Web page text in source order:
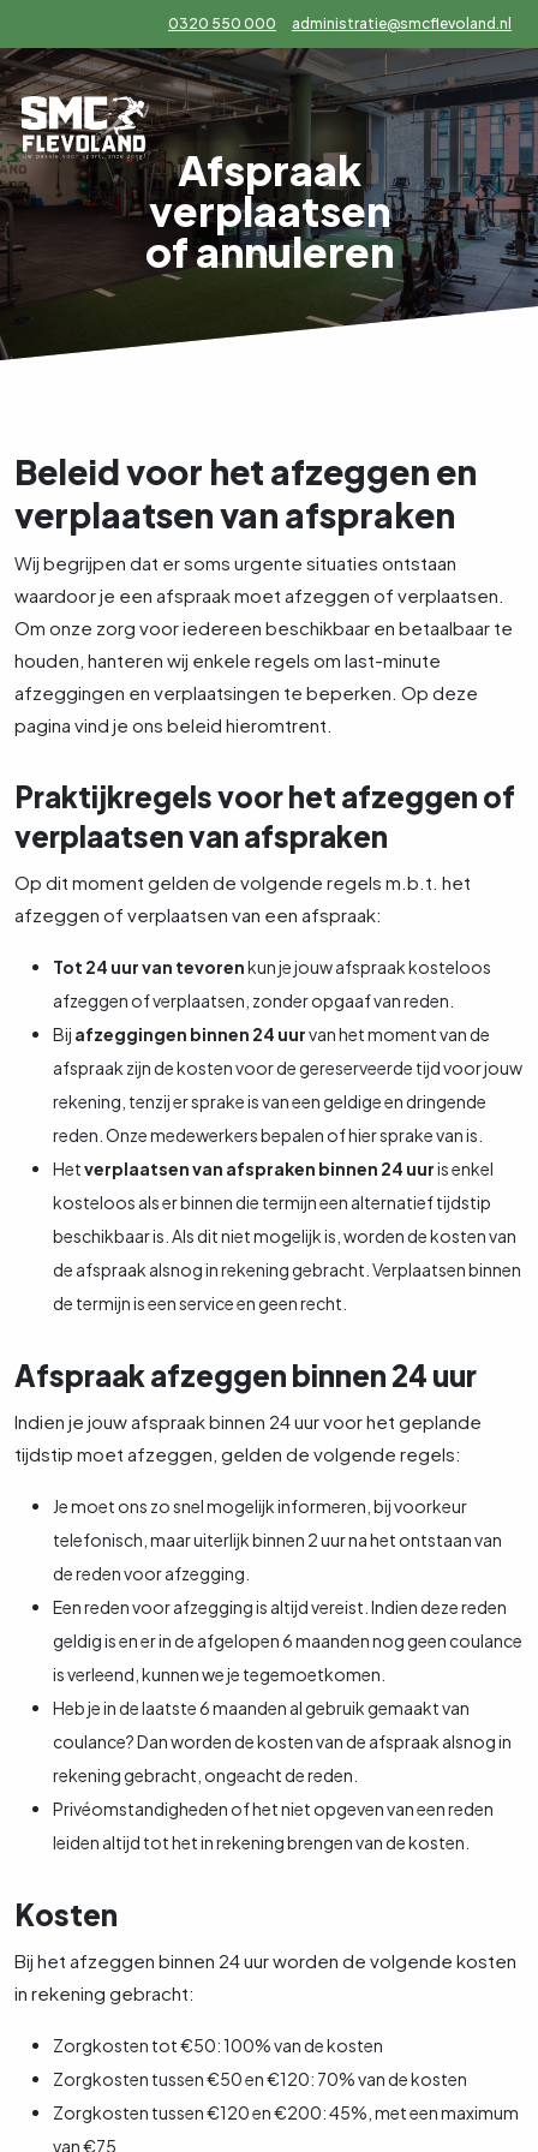
0320 550 000 administratie@smcflevoland.nl
Over ons Afspraak maken
Afspraak
verplaatsen
of annuleren
Beleid voor het afzeggen en
verplaatsen van afspraken
Wij begrijpen dat er soms urgente situaties ontstaan
waardoor je een afspraak moet afzeggen of verplaatsen.
Om onze zorg voor iedereen beschikbaar en betaalbaar te
houden, hanteren wij enkele regels om last-minute
afzeggingen en verplaatsingen te beperken. Op deze
pagina vind je ons beleid hieromtrent.
Praktijkregels voor het afzeggen of
verplaatsen van afspraken
Op dit moment gelden de volgende regels m.b.t. het
afzeggen of verplaatsen van een afspraak:
Tot 24 uur van tevorenkun je jouw afspraak kosteloos
afzeggen of verplaatsen, zonder opgaaf van reden.
Bij afzeggingen binnen 24 uurvan het moment van de
afspraak zijn de kosten voor de gereserveerde tijd voor jouw
rekening, tenzij er sprake is van een geldige en dringende
reden. Onze medewerkers bepalen of hier sprake van is.
Hetverplaatsen van afspraken binnen 24 uuris enkel
kosteloos als er binnen die termijn een alternatief tijdstip
beschikbaar is. Als dit niet mogelijk is, worden de kosten van
de afspraak alsnog in rekening gebracht. Verplaatsen binnen
de termijn is een service en geen recht.
Afspraak afzeggen binnen 24 uur
Indien je jouw afspraak binnen 24 uur voor het geplande
tijdstip moet afzeggen, gelden de volgende regels:
Je moet ons zo snel mogelijk informeren, bij voorkeur
telefonisch, maar uiterlijk binnen 2 uur na het ontstaan van
de reden voor afzegging.
Een reden voor afzegging is altijd vereist. Indien deze reden
geldig is en er in de afgelopen 6 maanden nog geen coulance
is verleend, kunnen we je tegemoetkomen.
Heb je in de laatste 6 maanden al gebruik gemaakt van
coulance? Dan worden de kosten van de afspraak alsnog in
rekening gebracht, ongeacht de reden.
Privéomstandigheden of het niet opgeven van een reden
leiden altijd tot het in rekening brengen van de kosten.
Kosten
Bij het afzeggen binnen 24 uur worden de volgende kosten
in rekening gebracht:
Zorgkosten tot €50: 100% van de kosten
Zorgkosten tussen €50 en €120: 70% van de kosten
Zorgkosten tussen €120 en €200: 45%, met een maximum
van €75